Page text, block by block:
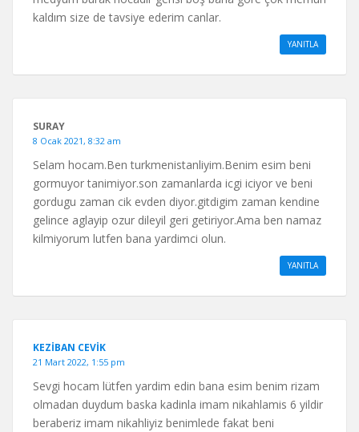
kaldım size de tavsiye ederim canlar.
YANITLA
SURAY
8 Ocak 2021, 8:32 am
Selam hocam.Ben turkmenistanliyim.Benim esim beni
gormuyor tanimiyor.son zamanlarda icgi iciyor ve beni
gordugu zaman cik evden diyor.gitdigim zaman kendine
gelince aglayip ozur dileyil geri getiriyor.Ama ben namaz
kilmiyorum lutfen bana yardimci olun.
YANITLA
KEZIBAN CEVIK
21 Mart 2022, 1:55 pm
Sevgi hocam lütfen yardim edin bana esim benim rizam
olmadan duydum baska kadinla imam nikahlamis 6 yildir
beraberiz imam nikahliyiz benimlede fakat beni